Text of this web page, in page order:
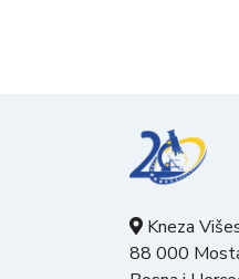
Kneza
88 000